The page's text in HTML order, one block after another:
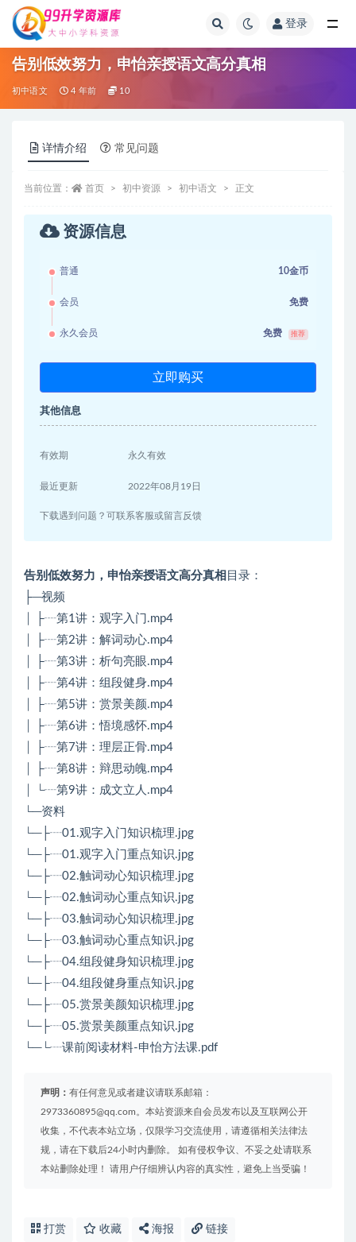
登录
告别低效努力，申怡亲授语文高分真相
初中语文 4 年前 10
详情介绍 常见问题
当前位置： 首页 初中资源 初中语文 正文
资源信息
普通 10金币
会员 免费
永久会员 免费 推荐
立即购买
其他信息
有效期 永久有效
最近更新 2022年08月19日
下载遇到问题？可联系客服或留言反馈
告别低效努力，申怡亲授语文高分真相 目录：
├─视频
│ ├┈第1讲：观字入门.mp4
│ ├┈第2讲：解词动心.mp4
│ ├┈第3讲：析句亮眼.mp4
│ ├┈第4讲：组段健身.mp4
│ ├┈第5讲：赏景美颜.mp4
│ ├┈第6讲：悟境感怀.mp4
│ ├┈第7讲：理层正骨.mp4
│ ├┈第8讲：辩思动魄.mp4
│ └┈第9讲：成文立人.mp4
└─资料
└─├┈01.观字入门知识梳理.jpg
└─├┈01.观字入门重点知识.jpg
└─├┈02.触词动心知识梳理.jpg
└─├┈02.触词动心重点知识.jpg
└─├┈03.触词动心知识梳理.jpg
└─├┈03.触词动心重点知识.jpg
└─├┈04.组段健身知识梳理.jpg
└─├┈04.组段健身重点知识.jpg
└─├┈05.赏景美颜知识梳理.jpg
└─├┈05.赏景美颜重点知识.jpg
└─└┈课前阅读材料-申怡方法课.pdf
声明： 有任何意见或者建议请联系邮箱：
2973360895@qq.com。本站资源来自会员发布以及互联网公开
收集，不代表本站立场，仅限学习交流使用，请遵循相关法律法
规，请在下载后24小时内删除。 如有侵权争议、不妥之处请联系
本站删除处理！ 请用户仔细辨认内容的真实性，避免上当受骗！
打赏 收藏 海报 链接